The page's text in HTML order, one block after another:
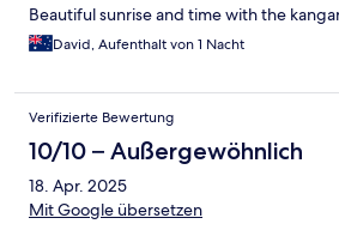
Beautiful sunrise and time with the
David, Aufenthalt von 1 Nacht
Verifizierte Bewertung
10/10 – Außergewöhnlich
18. Apr. 2025
Mit Google übersetzen